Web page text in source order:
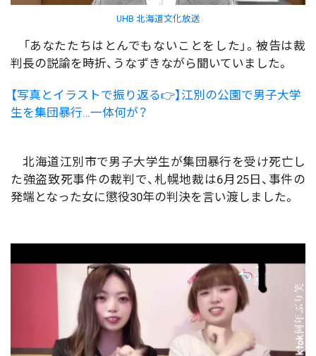
UHB 北海道文化放送
「あなたたちはとんでもないことをした」。被告は裁
判長の説諭を時折、うなずきながら聞いていました。
【写真とイラストで振り返る👉】江別の公園で男子大学
生を集団暴行…一体何が？
北海道江別市で男子大学生が集団暴行を受け死亡し
た強盗致死事件の裁判で、札幌地裁は6月25日、事件の
発端となった女に懲役30年の判決を言い渡しました。